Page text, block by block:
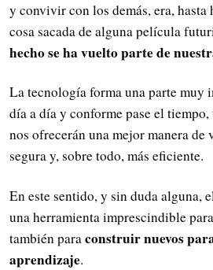
y convivir con los demás, era, hasta
cosa sacada de alguna película
hecho se ha vuelto parte de
La tecnología forma una parte muy
día a día y conforme pase el
nos ofrecerán una mejor manera de
segura y, sobre todo, más eficiente.
En este sentido, y sin duda alguna,
una herramienta imprescindible
también paraconstruir nuevos
aprendizaje.